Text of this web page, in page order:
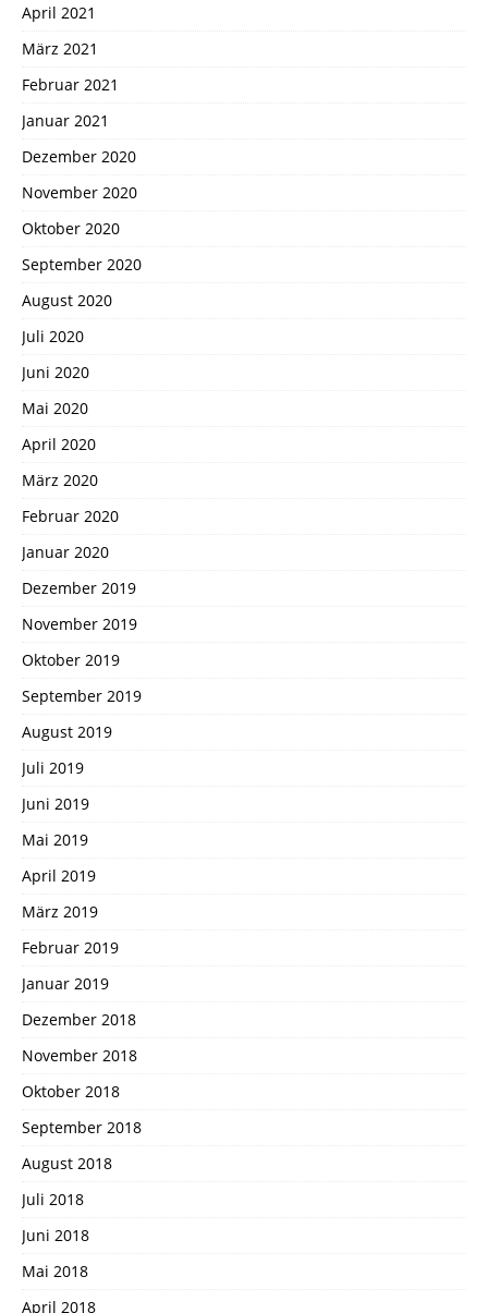
April 2021
März 2021
Februar 2021
Januar 2021
Dezember 2020
November 2020
Oktober 2020
September 2020
August 2020
Juli 2020
Juni 2020
Mai 2020
April 2020
März 2020
Februar 2020
Januar 2020
Dezember 2019
November 2019
Oktober 2019
September 2019
August 2019
Juli 2019
Juni 2019
Mai 2019
April 2019
März 2019
Februar 2019
Januar 2019
Dezember 2018
November 2018
Oktober 2018
September 2018
August 2018
Juli 2018
Juni 2018
Mai 2018
April 2018